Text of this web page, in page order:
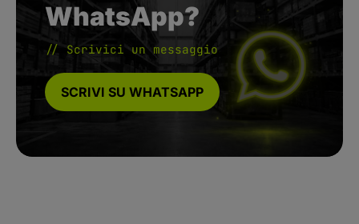
WhatsApp?
// Scrivici un messaggio
SCRIVI SU WHATSAPP